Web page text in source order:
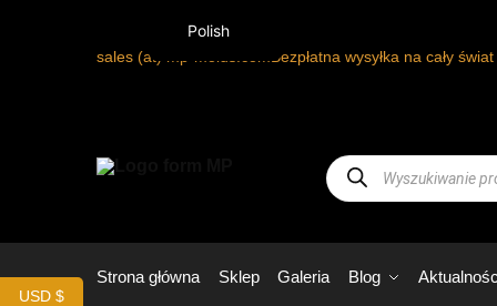
sales (at) mp-molds.com Bezpłatna wysyłka na cały
Strona główna Sklep Galeria Blog
USD $
Polish